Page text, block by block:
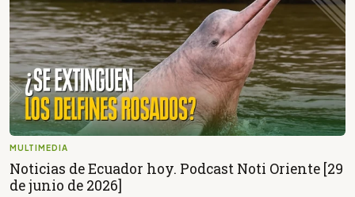
MULTIMEDIA
Noticias de Ecuador hoy. Podcast Noti Oriente [29
de junio de 2026]